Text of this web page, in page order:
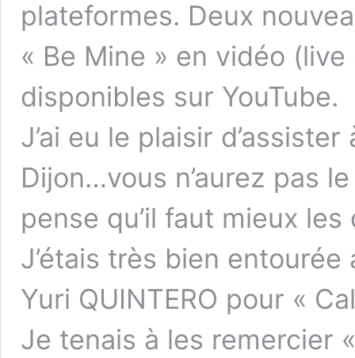
plateformes. Deux
« Be Mine » en vidéo
disponibles sur YouTube.
J’ai eu le plaisir
Dijon…vous n’aurez pas
pense qu’il faut mieux
J’étais très bien
Yuri QUINTERO pour «
Je tenais à les remercier